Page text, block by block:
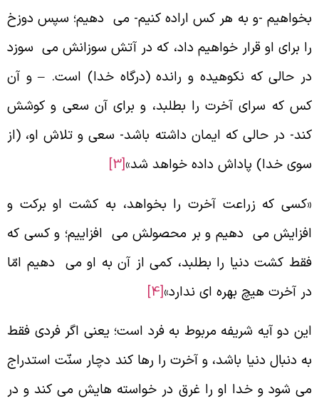
-و به هر کس اراده کنیم- می دهیم؛ سپس دوزخ
برای او قرار خواهیم داد، که در آتش سوزانش می سوزد
حالی که نکوهیده و رانده (درگاه خدا) است. – و آن
که سرای آخرت را بطلبد، و برای آن سعی و کوشش
در حالی که ایمان داشته باشد- سعی و تلاش او، (از
خدا) پاداش داده خواهد شد»[3]
که زراعت آخرت را بخواهد، به کشت او برکت و
می دهیم و بر محصولش می افزاییم؛ و کسی که
کشت دنیا را بطلبد، کمی از آن به او می دهیم امّا
آخرت هیچ بهره ای ندارد»[4]
دو آیه شریفه مربوط به فرد است؛ یعنی اگر فردی فقط
دنبال دنیا باشد، و آخرت را رها کند دچار سنّت استدراج
شود و خدا او را غرق در خواسته هایش می کند و در